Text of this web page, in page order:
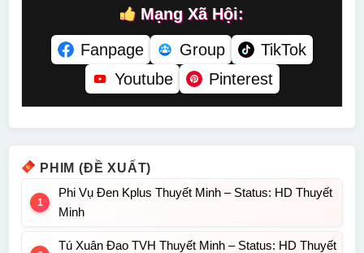
Mạng Xã Hội:
Fanpage
Group
TikTok
Youtube
Pinterest
PHIM (ĐỀ XUẤT)
Phi Vụ Đen Kplus Thuyết Minh – Status: HD Thuyết
Minh
Tú Xuân Đao TVH Thuyết Minh – Status: HD Thuyết